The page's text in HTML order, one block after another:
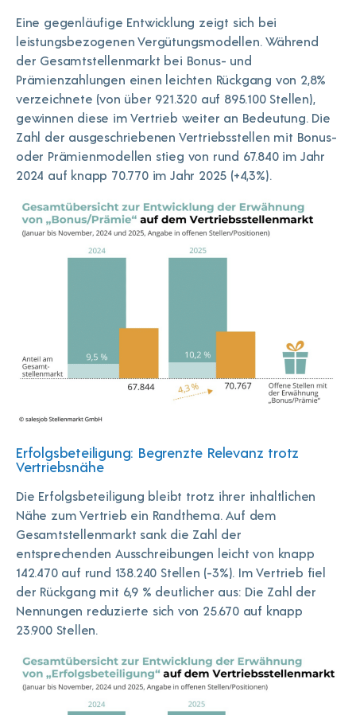
Eine gegenläufige Entwicklung zeigt sich bei
leistungsbezogenen Vergütungsmodellen. Während
der Gesamtstellenmarkt bei Bonus- und
Prämienzahlungen einen leichten Rückgang von 2,8%
verzeichnete (von über 921.320 auf 895.100 Stellen),
gewinnen diese im Vertrieb weiter an Bedeutung. Die
Zahl der ausgeschriebenen Vertriebsstellen mit Bonus-
oder Prämienmodellen stieg von rund 67.840 im Jahr
2024 auf knapp 70.770 im Jahr 2025 (+4,3%).
Erfolgsbeteiligung: Begrenzte Relevanz trotz
Vertriebsnähe
Die Erfolgsbeteiligung bleibt trotz ihrer inhaltlichen
Nähe zum Vertrieb ein Randthema. Auf dem
Gesamtstellenmarkt sank die Zahl der
entsprechenden Ausschreibungen leicht von knapp
142.470 auf rund 138.240 Stellen (-3%). Im Vertrieb fiel
der Rückgang mit 6,9 % deutlicher aus: Die Zahl der
Nennungen reduzierte sich von 25.670 auf knapp
23.900 Stellen.